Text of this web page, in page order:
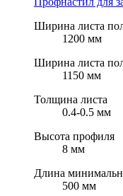
Ширина листа
1200 мм
Ширина листа
1150 мм
Толщина листа
0.4-0.5 мм
Высота профиля
8 мм
Длина
500 мм